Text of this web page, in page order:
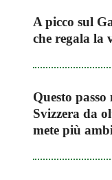
A picco sul
che regala la
Questo
Svizzera da
mete più